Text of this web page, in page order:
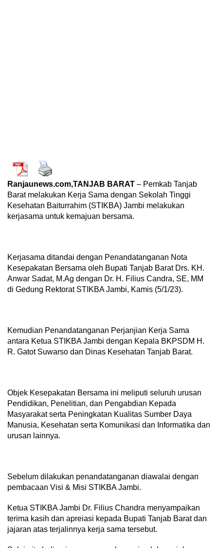
Ranjaunews.com,TANJAB BARAT – Pemkab Tanjab
Barat melakukan Kerja Sama dengan Sekolah Tinggi
Kesehatan Baiturrahim (STIKBA) Jambi melakukan
kerjasama untuk kemajuan bersama.
Kerjasama ditandai dengan Penandatanganan Nota
Kesepakatan Bersama oleh Bupati Tanjab Barat Drs. KH.
Anwar Sadat, M.Ag dengan Dr. H. Filius Candra, SE, MM
di Gedung Rektorat STIKBA Jambi, Kamis (5/1/23).
Kemudian Penandatanganan Perjanjian Kerja Sama
antara Ketua STIKBA Jambi dengan Kepala BKPSDM H.
R. Gatot Suwarso dan Dinas Kesehatan Tanjab Barat.
Objek Kesepakatan Bersama ini meliputi seluruh urusan
Pendidikan, Penelitian, dan Pengabdian Kepada
Masyarakat serta Peningkatan Kualitas Sumber Daya
Manusia, Kesehatan serta Komunikasi dan Informatika dan
urusan lainnya.
Sebelum dilakukan penandatanganan diawalai dengan
pembacaan Visi & Misi STIKBA Jambi.
Ketua STIKBA Jambi Dr. Filius Chandra menyampaikan
terima kasih dan apreiasi kepada Bupati Tanjab Barat dan
jajaran atas terjalinnya kerja sama tersebut.